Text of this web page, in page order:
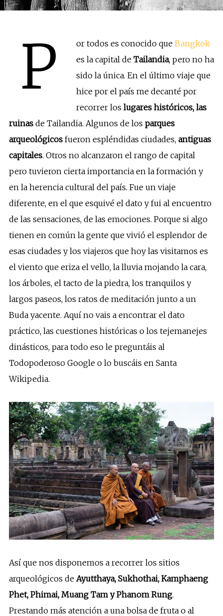
P or todos es conocido que Bangkok
es la capital de Tailandia, pero no ha
sido la única. En el último viaje que
hice por el país me decanté por
recorrer los lugares históricos, las
ruinasde Tailandia. Algunos de los parques
arqueológicosfueron espléndidas ciudades, antiguas
capitales. Otros no alcanzaron el rango de capital
pero tuvieron cierta importancia en la formación y
en la herencia cultural del país. Fue un viaje
diferente, en el que esquivé el dato y fui al encuentro
de las sensaciones, de las emociones. Porque si algo
tienen en común la gente que vivió el esplendor de
esas ciudades y los viajeros que hoy las visitamos es
el viento que eriza el vello, la lluvia mojando la cara,
los árboles, el tacto de la piedra, los tranquilos y
largos paseos, los ratos de meditación junto a un
Buda yacente. Aquí no vais a encontrar el dato
práctico, las cuestiones históricas o los tejemanejes
dinásticos, para todo eso le preguntáis al
Todopoderoso Google o lo buscáis en Santa
Wikipedia.
Así que nos disponemos a recorrer los sitios
arqueológicos de Ayutthaya, Sukhothai, Kamphaeng
Phet, Phimai, Muang Tam y Phanom Rung.
Prestando más atención a una bolsa de fruta o al